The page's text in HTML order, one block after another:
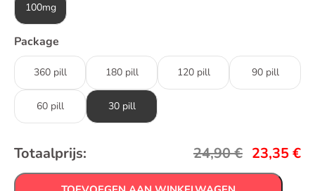
100mg
Package
360 pill 180 pill 120 pill 90 pill
60 pill 30 pill
Totaalprijs: 24,90€ 23,35€